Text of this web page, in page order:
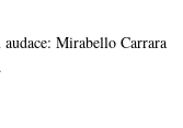
Mirabello Carrara